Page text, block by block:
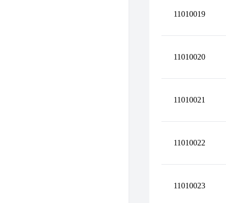
11010019
11010020
11010021
11010022
11010023